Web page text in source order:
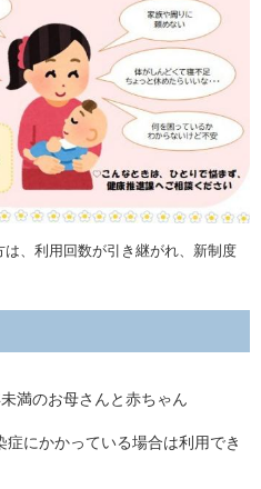
は、利用回数が引き継がれ、新制度
満のお母さんと赤ちゃん
にかかっている場合は利用でき